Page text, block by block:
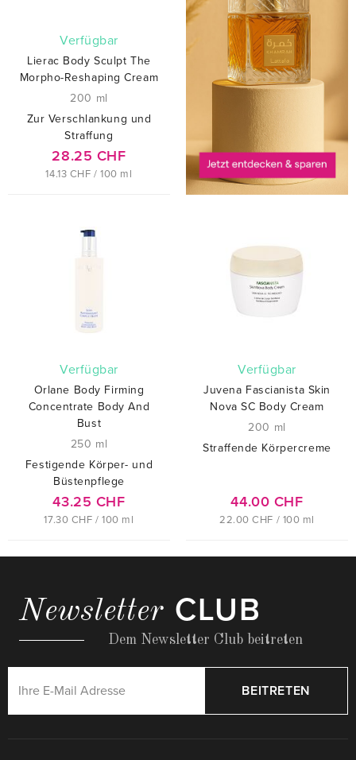
verfügbar
Lierac Body Sculpt The
Morpho-Reshaping Cream
200 ml
Zur Verschlankung und
Straffung
28.25 CHF
14.13 CHF / 100 ml
verfügbar
Orlane Body Firming
Concentrate Body And
Bust
250 ml
Festigende Körper- und
Büstenpflege
43.25 CHF
17.30 CHF / 100 ml
verfügbar
Juvena Fascianista Skin
Nova SC Body Cream
200 ml
Straffende Körpercreme
44.00 CHF
22.00 CHF / 100 ml
Newsletter CLUB
Dem Newsletter Club beitreten
BEITRETEN